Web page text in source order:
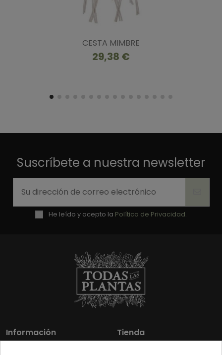
CESTA MIMBRE
29,38 €
Suscríbete a nuestra newsletter
He leído y acepto la Política de Privacidad.
Información Tienda